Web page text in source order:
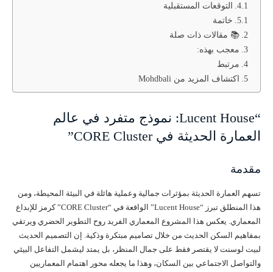
التوقعات المستقبلية
خاتمة
📚 مقالات ذات صلة
معجب بهذه:
مرتبط
اكتشاف المزيد من Mohdbali
“Lucent House: نموذج متفرد في عالم
العمارة الحديثة في CORE Cluster”
مقدمة
تسهم العمارة الحديثة بمؤثرات جمالية وعملية هائلة في البيئة المحيطة، ومن
هذا المنطلق تبرز “Lucent House” الواقعة في “CORE Cluster” كرمز للإبداع
المعماري. يعكس هذا المشروع المعماري الفريد روح التطوير الحضري ويرتقي
بمفاهيم السكن الحديث من خلال تصاميم مبتكرة وذكية. إن التصميم الحديث
لبيت لوسنت لا يقتصر فقط على جمال المنظر، بل يمتد ليشمل التفاعل البيئي
والتواصل الاجتماعي بين السكان، وهذا ما يجعله محور اهتمام المعماريين